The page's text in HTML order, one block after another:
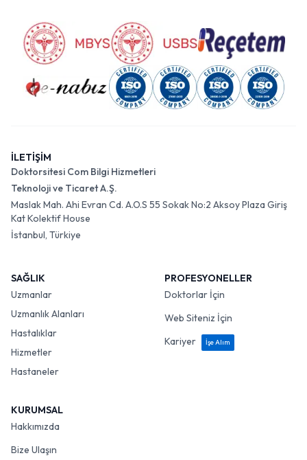
İLETİŞİM
Doktorsitesi Com Bilgi Hizmetleri
Teknoloji ve Ticaret A.Ş.
Maslak Mah. Ahi Evran Cd. A.O.S 55 Sokak No:2 Aksoy Plaza Giriş
Kat Kolektif House
İstanbul, Türkiye
SAĞLIK
Uzmanlar
Uzmanlık Alanları
Hastalıklar
Hizmetler
Hastaneler
PROFESYONELLER
Doktorlar İçin
Web Siteniz İçin
Kariyer
İşe Alım
KURUMSAL
Hakkımızda
Bize Ulaşın